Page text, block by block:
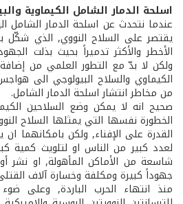
اسلحة الدمار الشامل الكيماوية
عندما نتحدث عن اسلحة الدمار الشامل
يقتصر على السلاح النووي, الذي شكّل
الأخطر والأكثر تدميراً بحيث بذلت
ولكن لا بدّ مع التطور العلمي من
الكيماوي والسلاح البيولوجي الى
من مخاطر انتشار اسلحة الدمار الشامل.
صحيح انه لا يمكن وضع السلاحين
الخطورة نفسها التي يمثلها السلاح
القدرة على الإفناء, ولكن بامكانهما
لعدد كبير من الناس او لتلويث كمية
شاسعة من الأماكن المأهولة, او نشر
جهوداً كبيرة ومكلفة وخسارة آلاف
منذ انتهاء الحرب الباردة, وعلى